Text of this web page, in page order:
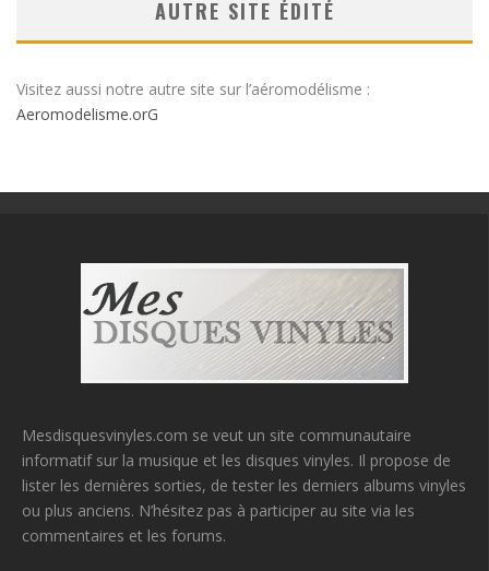
AUTRE SITE ÉDITÉ
Visitez aussi notre autre site sur l’aéromodélisme :
Aeromodelisme.orG
Mesdisquesvinyles.com se veut un site communautaire
informatif sur la musique et les disques vinyles. Il propose de
lister les dernières sorties, de tester les derniers albums vinyles
ou plus anciens. N’hésitez pas à participer au site via les
commentaires et les forums.